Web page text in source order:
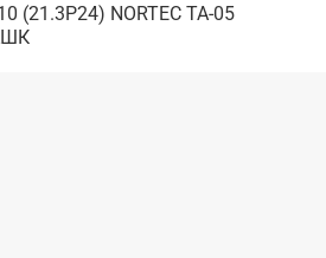
(21.3Р24) NORTEC TA-05